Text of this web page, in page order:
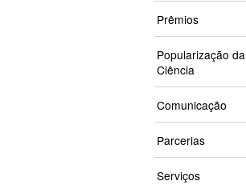
Prêmios
Popularização da
Ciência
Comunicação
Parcerias
Serviços